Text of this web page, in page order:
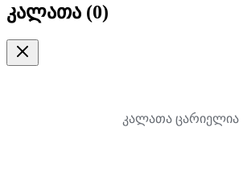
კალათა (0)
კალათა ცარიელია